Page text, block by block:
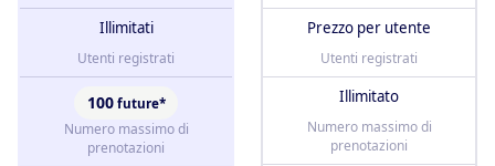
Illimitati
Utenti registrati
100future*
Numero massimo di
prenotazioni
Prezzo per utente
Utenti registrati
Illimitato
Numero massimo di
prenotazioni